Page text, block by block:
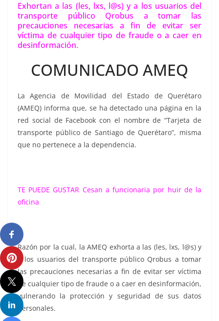
Exhortan a las (les, lxs, l@s) y a los usuarios del
transporte público Qrobus a tomar las
precauciones necesarias a fin de evitar ser
víctima de cualquier tipo de fraude o a caer en
desinformación.
COMUNICADO AMEQ
La Agencia de Movilidad del Estado de Querétaro
(AMEQ) informa que, se ha detectado una página en la
red social de Facebook con el nombre de “Tarjeta de
transporte público de Santiago de Querétaro”, misma
que no pertenece a la dependencia.
TE PUEDE GUSTAR Cesan a funcionaria por huir de la
oficina
Razón por la cual, la AMEQ exhorta a las (les, lxs, l@s) y
a los usuarios del transporte público Qrobus a tomar
las precauciones necesarias a fin de evitar ser víctima
de cualquier tipo de fraude o a caer en desinformación,
vulnerando la protección y seguridad de sus datos
personales.